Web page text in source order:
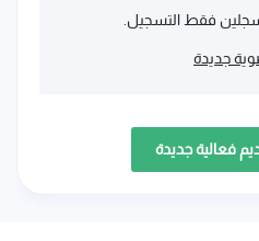
فقط التسجيل.
جديدة
فعالية جديدة